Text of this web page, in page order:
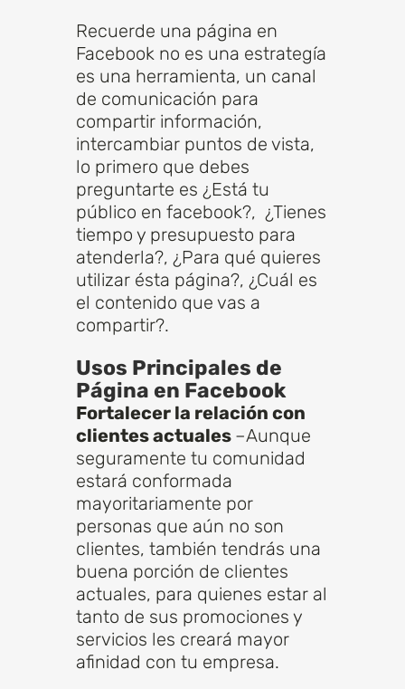
Recuerde una página en
Facebook no es una estrategía
es una herramienta, un canal
de comunicación para
compartir información,
intercambiar puntos de vista,
lo primero que debes
preguntarte es ¿Está tu
público en facebook?, ¿Tienes
tiempo y presupuesto para
atenderla?, ¿Para qué quieres
utilizar ésta página?, ¿Cuál es
el contenido que vas a
compartir?.
Usos Principales de
Página en Facebook
Fortalecer la relación con
clientes actuales –Aunque
seguramente tu comunidad
estará conformada
mayoritariamente por
personas que aún no son
clientes, también tendrás una
buena porción de clientes
actuales, para quienes estar al
tanto de sus promociones y
servicios les creará mayor
afinidad con tu empresa.